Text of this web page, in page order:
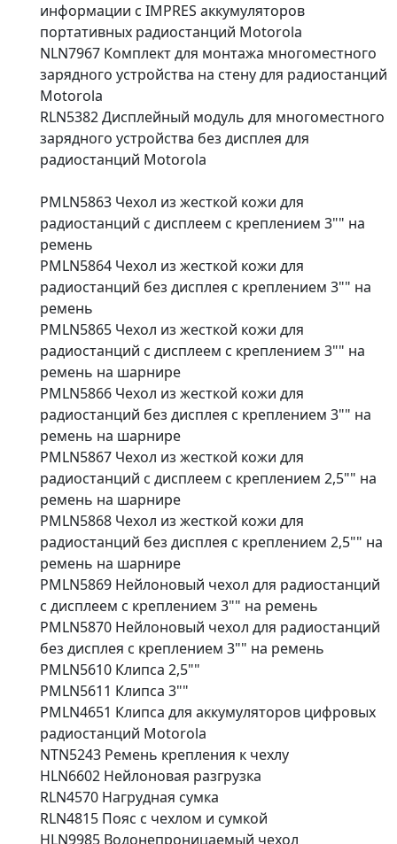
информации с IMPRES аккумуляторов
портативных радиостанций Motorola
NLN7967 Комплект для монтажа многоместного
зарядного устройства на стену для радиостанций
Motorola
RLN5382 Дисплейный модуль для многоместного
зарядного устройства без дисплея для
радиостанций Motorola
PMLN5863 Чехол из жесткой кожи для
радиостанций с дисплеем с креплением 3"" на
ремень
PMLN5864 Чехол из жесткой кожи для
радиостанций без дисплея с креплением 3"" на
ремень
PMLN5865 Чехол из жесткой кожи для
радиостанций с дисплеем с креплением 3"" на
ремень на шарнире
PMLN5866 Чехол из жесткой кожи для
радиостанций без дисплея с креплением 3"" на
ремень на шарнире
PMLN5867 Чехол из жесткой кожи для
радиостанций с дисплеем с креплением 2,5"" на
ремень на шарнире
PMLN5868 Чехол из жесткой кожи для
радиостанций без дисплея с креплением 2,5"" на
ремень на шарнире
PMLN5869 Нейлоновый чехол для радиостанций
с дисплеем с креплением 3"" на ремень
PMLN5870 Нейлоновый чехол для радиостанций
без дисплея с креплением 3"" на ремень
PMLN5610 Клипса 2,5""
PMLN5611 Клипса 3""
PMLN4651 Клипса для аккумуляторов цифровых
радиостанций Motorola
NTN5243 Ремень крепления к чехлу
HLN6602 Нейлоновая разгрузка
RLN4570 Нагрудная сумка
RLN4815 Пояс с чехлом и сумкой
HLN9985 Водонепроницаемый чехол